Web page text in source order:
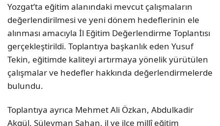
Yozgat’ta eğitim alanındaki mevcut çalışmaların
değerlendirilmesi ve yeni dönem hedeflerinin ele
alınması amacıyla İl Eğitim Değerlendirme Toplantısı
gerçekleştirildi. Toplantıya başkanlık eden Yusuf
Tekin, eğitimde kaliteyi artırmaya yönelik yürütülen
çalışmalar ve hedefler hakkında değerlendirmelerde
bulundu.
Toplantıya ayrıca Mehmet Ali Özkan, Abdulkadir
Akgül, Süleyman Şahan, il ve ilçe millî eğitim